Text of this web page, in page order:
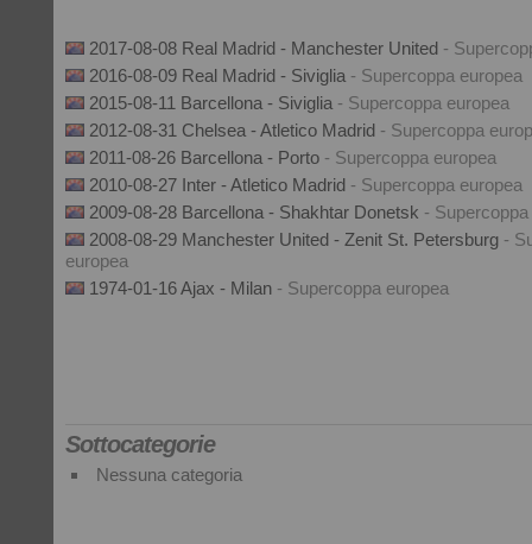
2017-08-08 Real Madrid - Manchester United -
2016-08-09 Real Madrid - Siviglia - Supercoppa europea
2015-08-11 Barcellona - Siviglia - Supercoppa europea
2012-08-31 Chelsea - Atletico Madrid - Supercoppa
2011-08-26 Barcellona - Porto - Supercoppa europea
2010-08-27 Inter - Atletico Madrid - Supercoppa europea
2009-08-28 Barcellona - Shakhtar Donetsk -
2008-08-29 Manchester United - Zenit St. Petersburg -
europea
1974-01-16 Ajax - Milan - Supercoppa europea
Sottocategorie
Nessuna categoria